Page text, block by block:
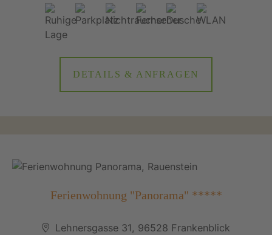
DETAILS & ANFRAGEN
Ferienwohnung "Panorama" *****
Lehnersgasse 31, 96528 Frankenblick